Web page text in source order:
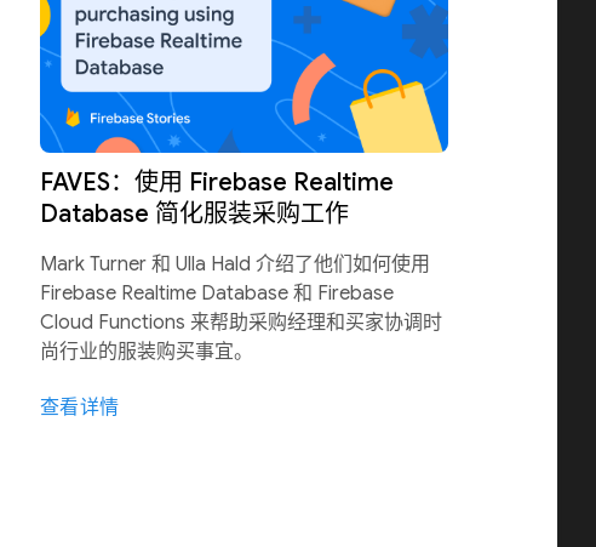
FAVES：使用 Firebase Realtime
Database 简化服装采购工作
Mark Turner 和 Ulla Hald 介绍了他们如何使用
Firebase Realtime Database 和 Firebase
Cloud Functions 来帮助采购经理和买家协调时
尚行业的服装购买事宜。
查看详情